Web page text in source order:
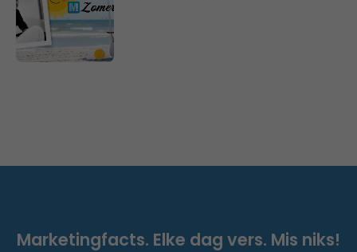
Marketingfacts. Elke dag vers. Mis niks!